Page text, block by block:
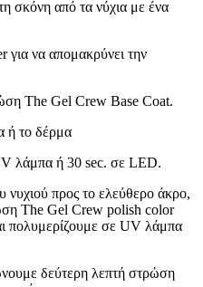
σκόνη από τα νύχια με ένα
να απομακρύνει την
The Gel Crew Base Coat.
ή το δέρμα
λάμπα ή 30 sec. σε LED.
νυχιού προς το ελεύθερο άκρο,
The Gel Crew polish color
πολυμερίζουμε σε UV λάμπα
δεύτερη λεπτή στρώση